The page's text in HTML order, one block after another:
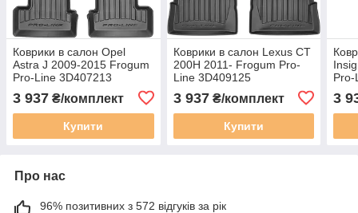
Коврики в салон Opel
Astra J 2009-2015 Frogum
Pro-Line 3D407213
3 937 ₴/комплект
Купити
Коврики в салон Lexus CT
200H 2011- Frogum Pro-
Line 3D409125
3 937₴/комплект
Купити
Pro-
3
Про нас
96% позитивних з 572 відгуків за рік